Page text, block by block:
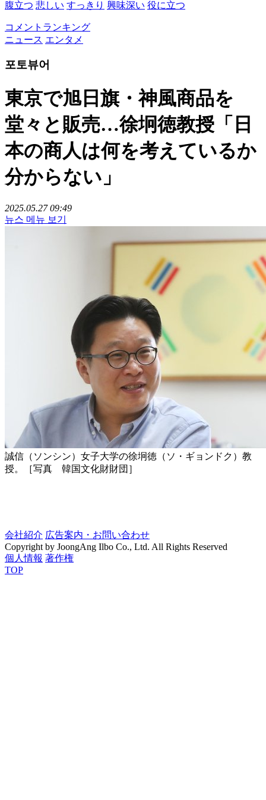
腹立つ 悲しい すっきり 興味深い 役に立つ
コメントランキング
ニュース エンタメ
포토뷰어
東京で旭日旗・神風商品を
堂々と販売…徐坰徳教授「日
本の商人は何を考えているか
分からない」
2025.05.27 09:49
뉴스 메뉴 보기
誠信（ソンシン）女子大学の徐坰徳（ソ・ギョンドク）教
授。［写真 韓国文化財財団］
会社紹介 広告案内・お問い合わせ
Copyright by JoongAng Ilbo Co., Ltd. All Rights Reserved
個人情報 著作権
TOP